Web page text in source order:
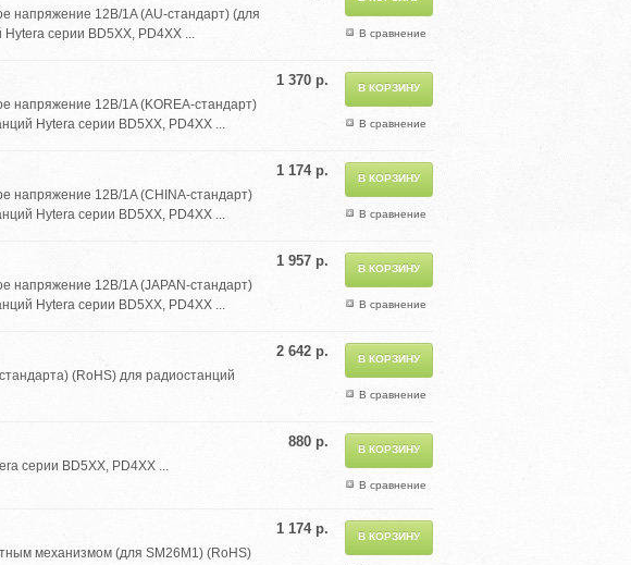
В сравнение
напряжение 12В/1A (AU-стандарт) (для
серии BD5XX, PD4XX ...
В сравнение
1 370 р.
напряжение 12В/1A (KOREA-стандарт)
Hytera серии BD5XX, PD4XX ...
В сравнение
1 174 р.
напряжение 12В/1A (CHINA-стандарт)
Hytera серии BD5XX, PD4XX ...
В сравнение
1 957 р.
напряжение 12В/1A (JAPAN-стандарт)
Hytera серии BD5XX, PD4XX ...
В сравнение
2 642 р.
(RoHS) для радиостанций
В сравнение
880 р.
серии BD5XX, PD4XX ...
1 174 р.
механизмом (для SM26M1) (RoHS)